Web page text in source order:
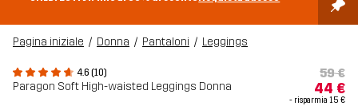
Pagina iniziale Donna Pantaloni Leggings
4.6 (10)
Paragon Soft High-waisted Leggings Donna
59 €
44 €
- risparmia 15 €